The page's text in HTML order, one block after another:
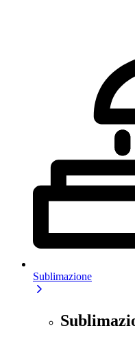
Sublimazione